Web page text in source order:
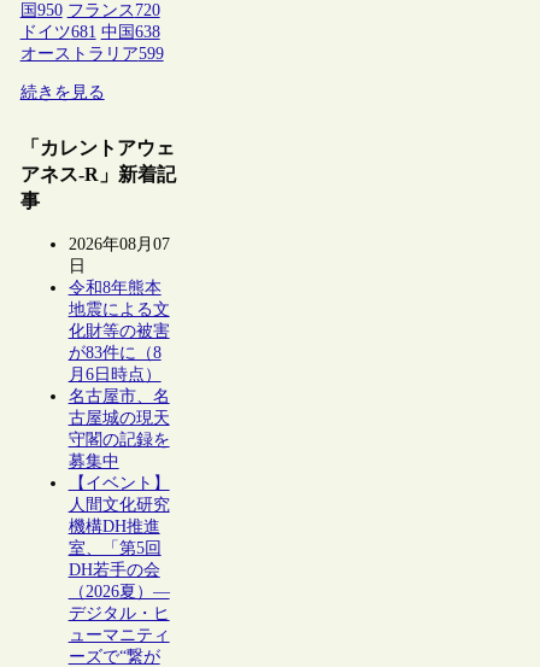
国 950 フランス 720
ドイツ681 中国 638
オーストラリア599
続きを見る
「カレントアウェ
アネス-R」新着記
事
2026年08月07
日
令和8年熊本
地震による文
化財等の被害
が83件に（8
月6日時点）
名古屋市、名
古屋城の現天
守閣の記録を
募集中
【イベント】
人間文化研究
機構DH推進
室、「第5回
DH若手の会
（2026夏）―
デジタル・ヒ
ューマニティ
ーズで“繋が